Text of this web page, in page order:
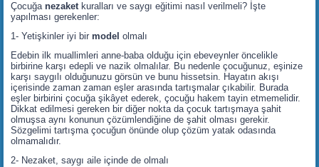
Çocuğanezaketkuralları ve saygı eğitimi nasıl verilmeli? İşte
yapılması gerekenler:
1- Yetişkinler iyi birmodel olmalı
Edebin ilk muallimleri anne-baba olduğu için ebeveynler öncelikle
birbirine karşı edepli ve nazik olmalılar. Bu nedenle çocuğunuz, eşinize
karşı saygılı olduğunuzu görsün ve bunu hissetsin. Hayatın akışı
içerisinde zaman zaman eşler arasında tartışmalar çıkabilir. Burada
eşler birbirini çocuğa şikâyet ederek, çocuğu hakem tayin etmemelidir.
Dikkat edilmesi gereken bir diğer nokta da çocuk tartışmaya şahit
olmuşsa aynı konunun çözümlendiğine de şahit olması gerekir.
Sözgelimi tartışma çocuğun önünde olup çözüm yatak odasında
olmamalıdır.
2- Nezaket, saygı aile içinde de olmalı